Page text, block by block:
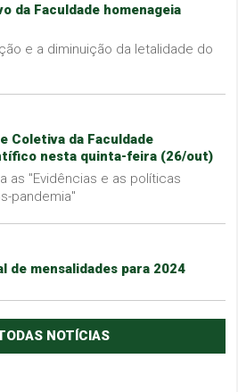
da Faculdade homenageia
e a diminuição da letalidade do
Coletiva da Faculdade
nesta quinta-feira (26/out)
as "Evidências e as políticas
pandemia"
de mensalidades para 2024
NOTÍCIAS